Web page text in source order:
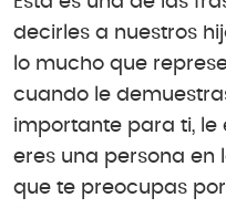
decirles a nuestros
lo mucho que
cuando le
importante para ti, le
eres una persona en
que te preocupas